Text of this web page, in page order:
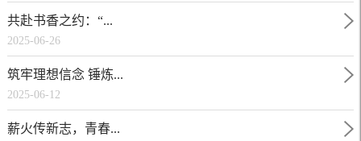
共赴书香之约：“...
2025-06-26
筑牢理想信念 锤炼...
2025-06-12
薪火传新志，青春...